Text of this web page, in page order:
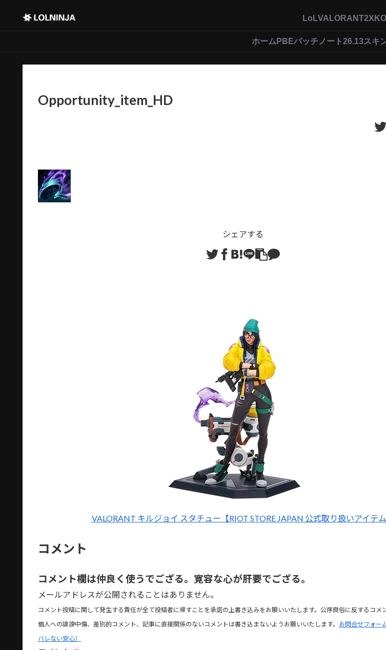
LoLVALORANT2XKO
ホーム PBEパッチノート26.13スキ
Opportunity_item_HD
シェアする
VALORANT キルジョイ スタチュー【RIOT STORE JAPAN 公式取り扱いアイテム
コメント
コメント欄は仲良く使うでござる。寛容な心が肝要でござる。
メールアドレスが公開されることはありません。
コメント投稿に関して発生する責任が全て投稿者に帰すことを承諾の上書き込みをお願いいたします。公序良俗に反するコメ
個人への誹謗中傷、差別的コメント、記事に直接関係のないコメントは書き込まないようお願いいたします。 お問合せフォー
バレない安心）